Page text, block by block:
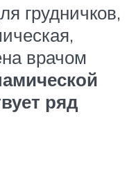
грудничков,
врачом
ряд